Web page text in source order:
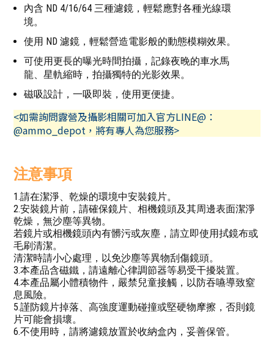
內含 ND 4/16/64 三種濾鏡，輕鬆應對各種光線環
境。
使用 ND 濾鏡，輕鬆營造電影般的動態模糊效果。
可使用更長的曝光時間拍攝，記錄夜晚的車水馬
龍、星軌縮時，拍攝獨特的光影效果。
磁吸設計，一吸即裝，使用更便捷。
<如需詢問露營及攝影相關可加入官方LINE@：
@ammo_depot，將有專人為您服務>
注意事項
1.請在潔淨、乾燥的環境中安裝鏡片。
2.安裝鏡片前，請確保鏡片、相機鏡頭及其周邊表面潔淨
乾燥，無沙塵等異物。
若鏡片或相機鏡頭內有髒污或灰塵，請立即使用拭鏡布或
毛刷清潔。
清潔時請小心處理，以免沙塵等異物刮傷鏡頭。
3.本產品含磁鐵，請遠離心律調節器等易受干擾裝置。
4.本產品屬小體積物件，嚴禁兒童接觸，以防吞嚥導致窒
息風險。
5.謹防鏡片掉落、高強度運動碰撞或堅硬物摩擦，否則鏡
片可能會損壞。
6.不使用時，請將濾鏡放置於收納盒內，妥善保管。